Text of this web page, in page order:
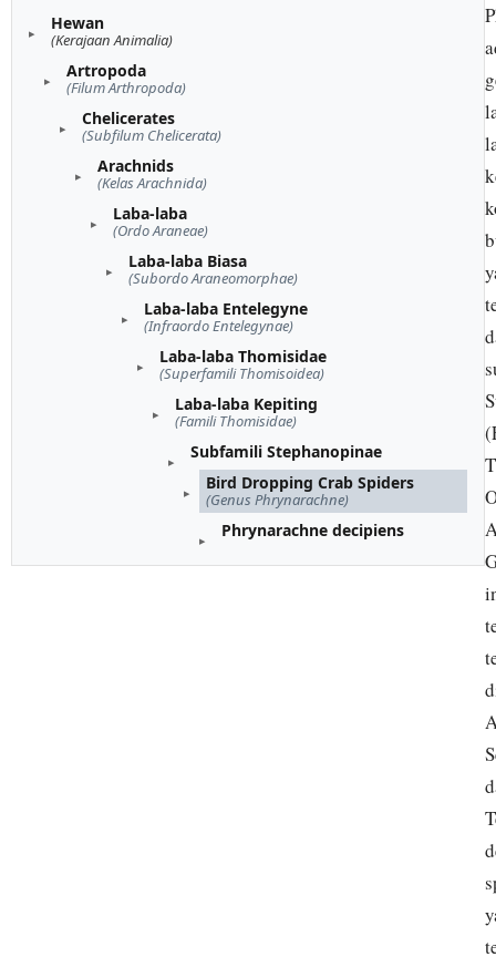
Hewan
(Kerajaan Animalia)
Artropoda
(Filum Arthropoda)
Chelicerates
(Subfilum Chelicerata)
Arachnids
(Kelas Arachnida)
Laba-laba
(Ordo Araneae)
Laba-laba Biasa
(Subordo Araneomorphae)
Laba-laba Entelegyne
(Infraordo Entelegynae)
Laba-laba Thomisidae
(Superfamili Thomisoidea)
Laba-laba Kepiting
(Famili Thomisidae)
Subfamili Stephanopinae
Bird Dropping Crab Spiders
(Genus Phrynarachne)
Phrynarachne decipiens